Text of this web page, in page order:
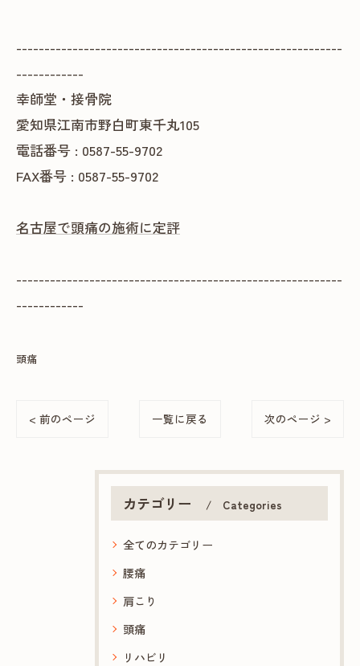
----------------------------------------------------------
------------
幸師堂・接骨院
愛知県江南市野白町東千丸105
電話番号 : 0587-55-9702
FAX番号 : 0587-55-9702
名古屋で頭痛の施術に定評
----------------------------------------------------------
------------
頭痛
< 前のページ 一覧に戻る 次のページ >
カテゴリー Categories
全てのカテゴリー
腰痛
肩こり
頭痛
リハビリ